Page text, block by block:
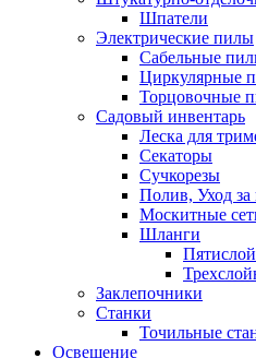
Шпатели
Электрические пилы
Сабельные
Циркулярные
Торцовочные
Садовый инвентарь
Леска для
Секаторы
Сучкорезы
Полив, Уход за
Москитные
Шланги
Заклепочники
Станки
Точильные
Освещение